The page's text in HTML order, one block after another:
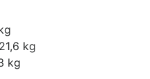
kg
kg